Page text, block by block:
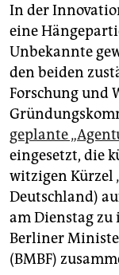
unterstützen
abo
genossenschaft
epaper login
In der
eine
Unbekannte
den beiden
Forschung und
geplante
eingesetzt, die
witzigen Kürzel
Deutschland)
am Dienstag
Berliner
(BMBF)